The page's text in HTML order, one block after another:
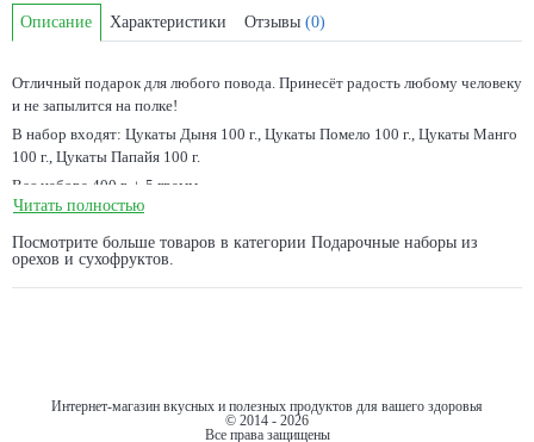
Описание Характеристики Отзывы (0)
Отличный подарок для любого повода. Принесёт радость любому человеку
и не запылится на полке!
В набор входят: Цукаты Дыня 100 г., Цукаты Помело 100 г., Цукаты Манго
100 г., Цукаты Папайя 100 г.
Вес набора 400 г. +-5 грамм.
Размер упаковки: 16x16x6 см.
Возможна быстрая доставка набора (в течении 4 часов). Осуществляется
сервисом Dostavista.
Можно заменить позиции в наборе.
заказчика по декоративному оформлению. Упаковка в подарочную бумагу
Читать полностью
Посмотрите больше товаров в категории Подарочные наборы из
орехов и сухофруктов.
Интернет-магазин вкусных и полезных продуктов для вашего здоровья
© 2014 - 2026
Все права защищены